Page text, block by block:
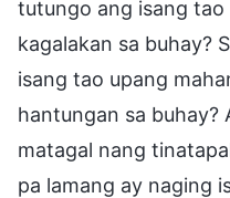
tutungo ang isang
kagalakan sa buhay?
isang tao upang
hantungan sa buhay?
matagal nang
pa lamang ay naging